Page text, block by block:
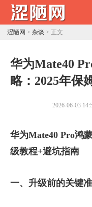
涩陋网 > 杂谈 > 正文
华为Mate40
略：2025年保
2026-06-03
华为Mate40 Pro鸿
级教程+避坑指南
一、升级前的关键